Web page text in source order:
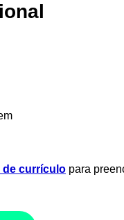
de currículo para